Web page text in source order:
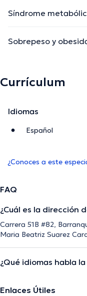
Síndrome
Sobrepeso y
Currículum
Idiomas
Español
¿Conoces a este
FAQ
¿Cuál es la dirección
Carrera 51B #82,
Maria Beatriz Suarez
¿Qué idiomas habla
Enlaces Útiles